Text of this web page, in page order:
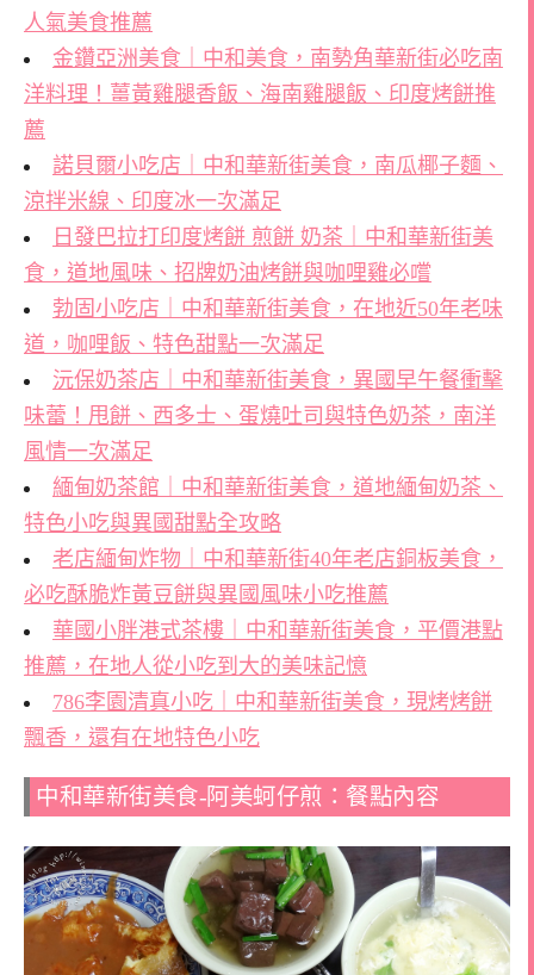
人氣美食推薦
金鑽亞洲美食｜中和美食，南勢角華新街必吃南
洋料理！薑黃雞腿香飯、海南雞腿飯、印度烤餅推
薦
諾貝爾小吃店｜中和華新街美食，南瓜椰子麵、
涼拌米線、印度冰一次滿足
日發巴拉打印度烤餅 煎餅 奶茶｜中和華新街美
食，道地風味、招牌奶油烤餅與咖哩雞必嚐
勃固小吃店｜中和華新街美食，在地近50年老味
道，咖哩飯、特色甜點一次滿足
沅保奶茶店｜中和華新街美食，異國早午餐衝擊
味蕾！甩餅、西多士、蛋燒吐司與特色奶茶，南洋
風情一次滿足
緬甸奶茶館｜中和華新街美食，道地緬甸奶茶、
特色小吃與異國甜點全攻略
老店緬甸炸物｜中和華新街40年老店銅板美食，
必吃酥脆炸黃豆餅與異國風味小吃推薦
華國小胖港式茶樓｜中和華新街美食，平價港點
推薦，在地人從小吃到大的美味記憶
786李園清真小吃｜中和華新街美食，現烤烤餅
飄香，還有在地特色小吃
中和華新街美食-阿美蚵仔煎：餐點內容